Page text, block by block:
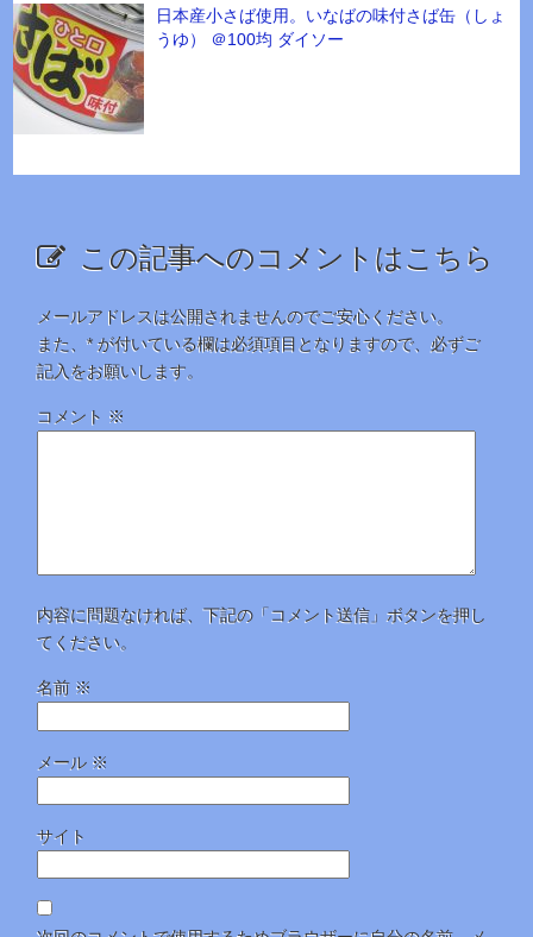
日本産小さば使用。いなばの味付さば缶（しょ
うゆ） ＠100均 ダイソー
この記事へのコメントはこちら
メールアドレスは公開されませんのでご安心ください。
また、* が付いている欄は必須項目となりますので、必ずご
記入をお願いします。
コメント ※
内容に問題なければ、下記の「コメント送信」ボタンを押し
てください。
名前 ※
メール ※
サイト